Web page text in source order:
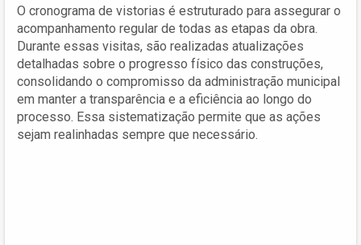
O cronograma de vistorias é estruturado para assegurar o
acompanhamento regular de todas as etapas da obra.
Durante essas visitas, são realizadas atualizações
detalhadas sobre o progresso físico das construções,
consolidando o compromisso da administração municipal
em manter a transparência e a eficiência ao longo do
processo. Essa sistematização permite que as ações
sejam realinhadas sempre que necessário.